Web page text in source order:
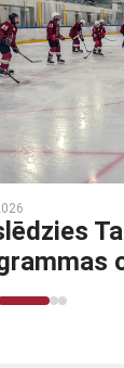
Izcilības
posms